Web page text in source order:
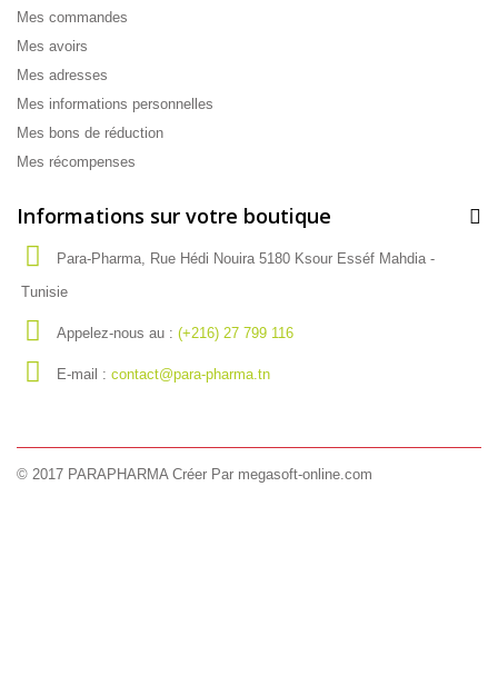
© 2017 PARAPHARMA Créer Par megasoft-online.com
Mes commandes
Mes avoirs
Mes adresses
Mes informations personnelles
Mes bons de réduction
Mes récompenses
Informations sur votre boutique
Para-Pharma, Rue Hédi Nouira 5180 Ksour Esséf Mahdia -
Tunisie
Appelez-nous au : (+216) 27 799 116
E-mail : contact@para-pharma.tn